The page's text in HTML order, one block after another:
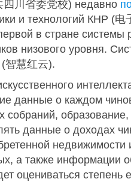
川省委党校) недавно
и технологий КНР (电
в стране системы
низового уровня.
智慧红云).
данные о каждом
собраний,
данные о доходах
недвижимости
а также информации
оцениваться степень